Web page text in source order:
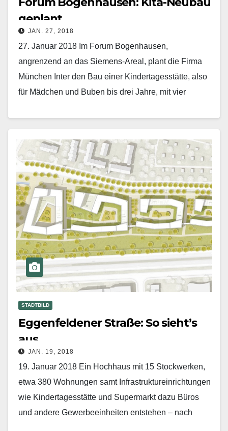
geplant
JAN. 27, 2018
27. Januar 2018 Im Forum Bogenhausen,
angrenzend an das Siemens-Areal, plant die Firma
München Inter den Bau einer Kindertagesstätte, also
für Mädchen und Buben bis drei Jahre, mit vier
Mehr erfahren
STADTBILD
Eggenfeldener Straße: So sieht’s
aus
JAN. 19, 2018
19. Januar 2018 Ein Hochhaus mit 15 Stockwerken,
etwa 380 Wohnungen samt Infrastruktureinrichtungen
wie Kindertagesstätte und Supermarkt dazu Büros
und andere Gewerbeeinheiten entstehen – nach